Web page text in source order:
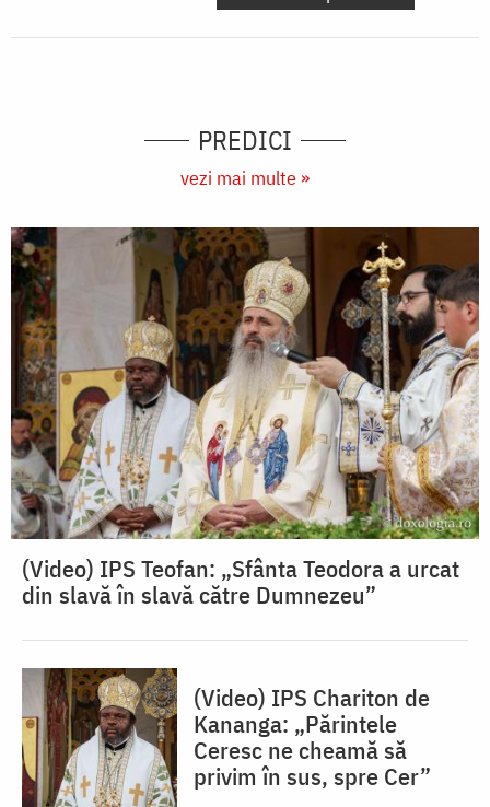
PREDICI
vezi mai multe »
(Video) IPS Teofan: „Sfânta Teodora a urcat
din slavă în slavă către Dumnezeu”
(Video) IPS Chariton de
Kananga: „Părintele
Ceresc ne cheamă să
privim în sus, spre Cer”